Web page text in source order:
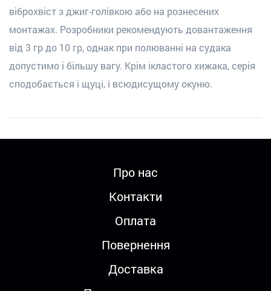
віброхвіст з джиг-голівкою або на рознесених
монтажах. Розробники рекомендують довантаження
від 3 гр до 10 гр, однак при полюванні на судака
допустимо і більшу вагу. Крім ікластого хижака, серія
сподобається і щуці, і всюдисущому окуню.
Про нас
Контакти
Оплата
Повернення
Доставка